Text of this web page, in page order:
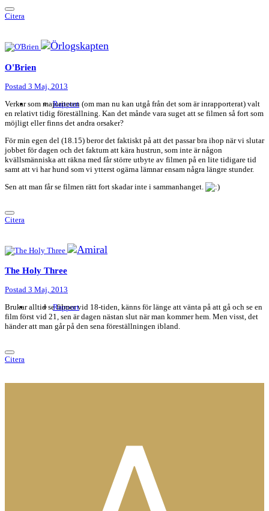
Citera
O'Brien
Postad 3 Maj, 2013
Rapport
Verkar som majoriteten (om man nu kan utgå från det som är inrapporterat) valt
en relativt tidig föreställning. Kan det månde vara suget att se filmen så fort som
möjligt eller finns det andra orsaker?
För min egen del (18.15) beror det faktiskt på att det passar bra ihop när vi slutar
jobbet för dagen och det faktum att kära hustrun, som inte är någon
kvällsmänniska att räkna med får större utbyte av filmen på en lite tidigare tid
samt att vi har hund som vi ytterst ogärna lämnar ensam några längre stunder.
Sen att man får se filmen rätt fort skadar inte i sammanhanget.
Citera
The Holy Three
Postad 3 Maj, 2013
Rapport
Brukar alltid se filmer vid 18-tiden, känns för länge att vänta på att gå och se en
film först vid 21, sen är dagen nästan slut när man kommer hem. Men visst, det
händer att man går på den sena föreställningen ibland.
Citera